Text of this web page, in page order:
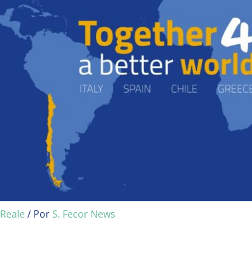
Reale / Por S. Fecor News